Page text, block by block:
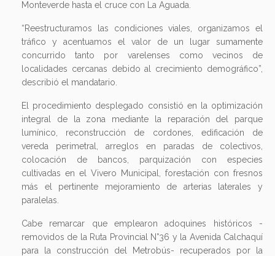
Monteverde hasta el cruce con La Aguada.
“Reestructuramos las condiciones viales, organizamos el
tráfico y acentuamos el valor de un lugar sumamente
concurrido tanto por varelenses como vecinos de
localidades cercanas debido al crecimiento demográfico”,
describió el mandatario.
El procedimiento desplegado consistió en la optimización
integral de la zona mediante la reparación del parque
lumínico, reconstrucción de cordones, edificación de
vereda perimetral, arreglos en paradas de colectivos,
colocación de bancos, parquización con especies
cultivadas en el Vivero Municipal, forestación con fresnos
más el pertinente mejoramiento de arterias laterales y
paralelas.
Cabe remarcar que emplearon adoquines históricos -
removidos de la Ruta Provincial N°36 y la Avenida Calchaquí
para la construcción del Metrobús- recuperados por la